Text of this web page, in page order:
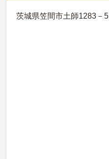
茨城県笠間市土師1283－5